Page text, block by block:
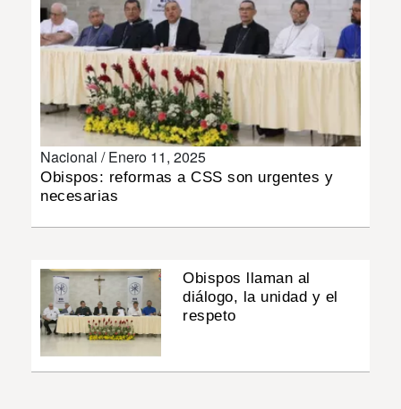
IMPRESO
Nacional /Enero 11, 2025
Obispos: reformas a CSS son urgentes y
necesarias
Obispos llaman al
diálogo, la unidad y el
respeto